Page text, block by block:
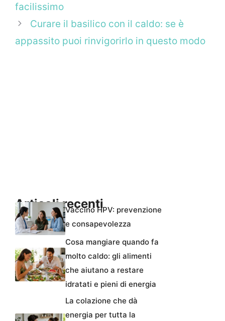
facilissimo
Curare il basilico con il caldo: se è
appassito puoi rinvigorirlo in questo modo
Articoli recentiVaccino HPV: prevenzione
e consapevolezza
Cosa mangiare quando fa
molto caldo: gli alimenti
che aiutano a restare
idratati e pieni di energia
La colazione che dà
energia per tutta la